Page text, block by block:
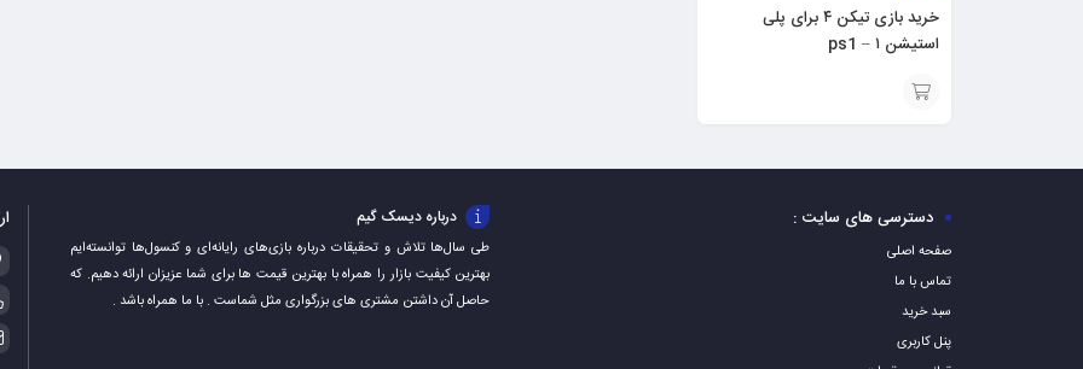
خرید بازی تیکن ۴ برای پلی
استیشن ۱ – ps1
به
دسترسی های سایت :
صفحه اصلی
تماس با ما
سبد خرید
پنل کاربری
درباره دیسک گیم
طی سال‌ها تلاش و تحقیقات درباره بازی‌های رایانه‌ای و کنسول‌ها توانسته‌ایم
بهترین کیفیت بازار را همراه با بهترین قیمت ها برای شما عزیزان ارائه دهیم. که
حاصل آن داشتن مشتری های بزرگواری مثل شماست . با ما همراه باشد .